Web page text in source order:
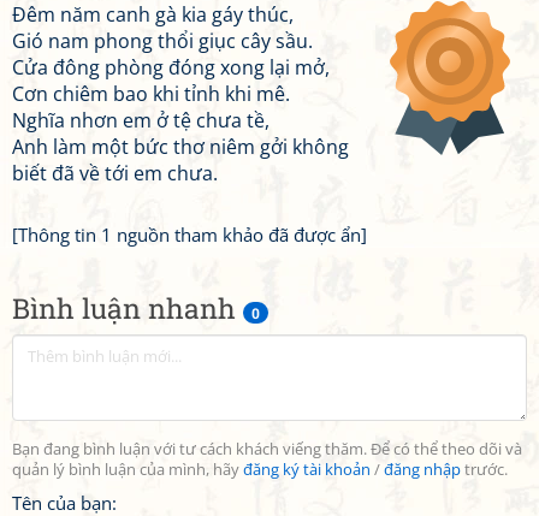
Bình luận nhanh 0
Bạn đang bình luận với tư cách khách viếng thăm. Để có thể theo dõi và
quản lý bình luận của mình, hãyđăng ký tài khoản /đăng nhậptrước.
Tên của bạn:
Đêm năm canh gà kia gáy thúc,
Gió nam phong thổi giục cây sầu.
Cửa đông phòng đóng xong lại mở,
Cơn chiêm bao khi tỉnh khi mê.
Nghĩa nhơn em ở tệ chưa tề,
Anh làm một bức thơ niêm gởi không
biết đã về tới em chưa.
[Thông tin 1 nguồn tham khảo đã được ẩn]